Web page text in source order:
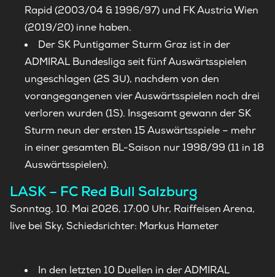
Rapid (2003/04 & 1996/97) und FK Austria Wien
(2019/20) inne haben.
Der SK Puntigamer Sturm Graz ist in der
ADMIRAL Bundesliga seit fünf Auswärtsspielen
ungeschlagen (2S 3U), nachdem von den
vorangegangenen vier Auswärtsspielen noch drei
verloren wurden (1S). Insgesamt gewann der SK
Sturm neun der ersten 15 Auswärtsspiele – mehr
in einer gesamten BL-Saison nur 1998/99 (11 in 18
Auswärtsspielen).
LASK – FC Red Bull Salzburg
Sonntag, 10. Mai 2026, 17:00 Uhr, Raiffeisen Arena,
live bei Sky, Schiedsrichter: Markus Hameter
In den letzten 10 Duellen in der ADMIRAL